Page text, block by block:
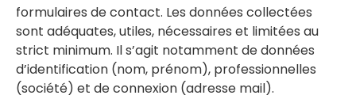
formulaires de contact. Les données collectées
sont adéquates, utiles, nécessaires et limitées au
strict minimum. Il s’agit notamment de données
d’identification (nom, prénom), professionnelles
(société) et de connexion (adresse mail).